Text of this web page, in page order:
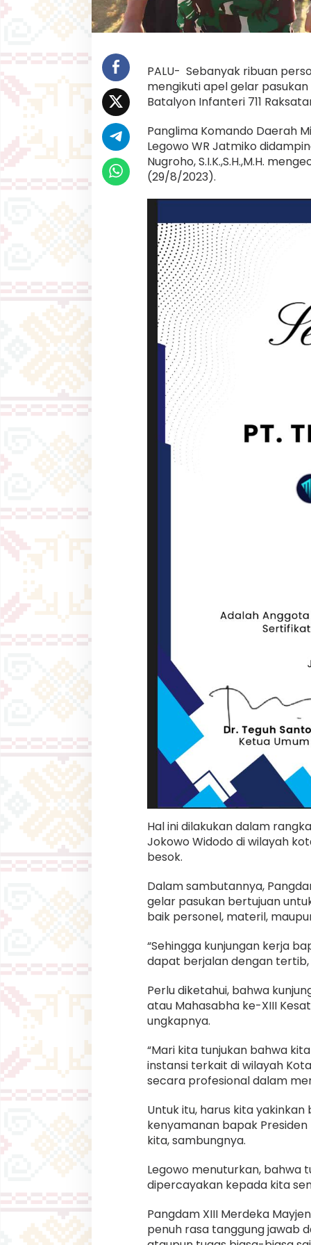
G
a
g
a
n
i
a
g
a
P
n
a
m
a
n
a
n
.
PALU- Sebanyak ribuan
mengikuti apel gelar
Batalyon Infanteri 711
Panglima Komando Daerah
Legowo WR Jatmiko
Nugroho, S.I.K.,S.H.,M.H.
(29/8/2023).
Hal ini dilakukan dalam
Jokowo Widodo di wilayah
besok.
Dalam sambutannya,
gelar pasukan bertujuan
baik personel, materil,
“Sehingga kunjungan kerja
dapat berjalan dengan tertib,
Perlu diketahui, bahwa
atau Mahasabha ke-XIII
ungkapnya.
“Mari kita tunjukan bahwa
instansi terkait di wilayah
secara profesional dalam
Untuk itu, harus kita
kenyamanan bapak
kita, sambungnya.
Legowo menuturkan, bahwa
dipercayakan kepada kita
Pangdam XIII Merdeka
penuh rasa tanggung jawab